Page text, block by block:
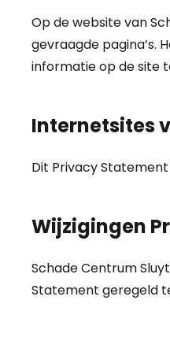
Op de website van
gevraagde pagina’s.
informatie op de site
Internetsites
Dit Privacy
Wijzigingen
Schade Centrum
Statement geregeld